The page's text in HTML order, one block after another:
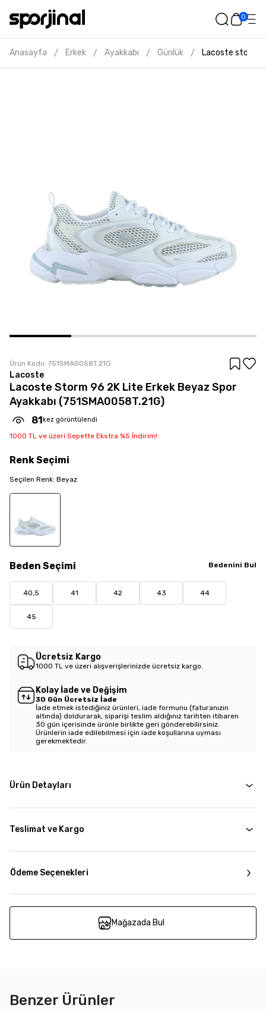
0
Anasayfa / Erkek / Ayakkabı / Günlük / Lacoste storm
Ürün Kodu: 751SMA0058T.21G
Lacoste
Lacoste Storm 96 2K Lite Erkek Beyaz Spor
Ayakkabı (751SMA0058T.21G)
81 kez görüntülendi
1000 TL ve üzeri Sepette Ekstra %5 İndirim!
Beden Seçimi Bedenini Bul
40,5 41 42 43 44
45
RenkSeçimi
Seçilen Renk: Beyaz
Ücretsiz Kargo
1000 TL ve üzeri alışverişlerinizde ücretsiz kargo.
Kolay İade ve Değişim
30 Gün Ücretsiz İade
İade etmek istediğiniz ürünleri, iade formunu (faturanızın
altında) doldurarak, siparişi teslim aldığınız tarihten itibaren
30 gün içerisinde ürünle birlikte geri gönderebilirsiniz.
Ürünlerin iade edilebilmesi için iade koşullarına uyması
gerekmektedir.
Ürün Detayları
Teslimat ve Kargo
Ödeme Seçenekleri
Mağazada Bul
Benzer Ürünler